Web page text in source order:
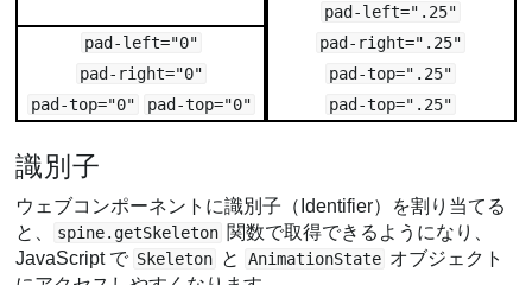
pad-left="0"
pad-right="0"
pad-top="0"
pad-top="0"
pad-left=".25"
pad-right=".25"
pad-top=".25"
pad-top=".25"
識別子
ウェブコンポーネントに識別子（Identifier）を割り当てる
と、
spine.getSkeleton 関数で取得できるようになり、
JavaScript で Skeleton と AnimationState オブジェクト